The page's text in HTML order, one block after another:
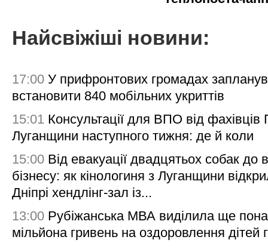
Найсвіжіші новини:
17:00 У прифронтових громадах
встановити 840 мобільних укриттів
15:01 Консультації для ВПО від
Луганщини наступного тижня: де й коли
15:00 Від евакуації двадцятьох собак до
бізнесу: як кінологиня з Луганщини
Дніпрі хендлінг-зал із...
13:00 Рубіжанська МВА виділила ще
мільйона гривень на оздоровлення дітей